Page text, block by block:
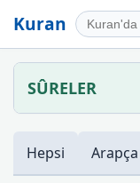
Kuran
SÛRELER
Hepsi Arapça